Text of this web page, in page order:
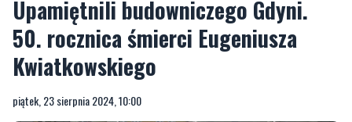
Kwiatkowskiego
piątek, 23 sierpnia 2024, 10:00